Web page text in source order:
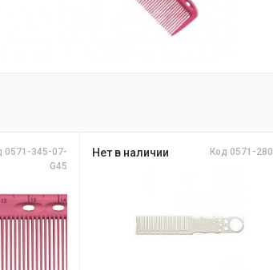
0571-345-07-
G45
Нет в наличии Код 0571-